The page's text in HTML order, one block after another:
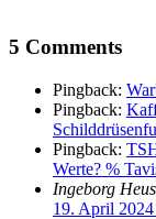
5 Comments
Pingback:
Pingback:
Pingback:
Werte? %
Ingeborg
19. April